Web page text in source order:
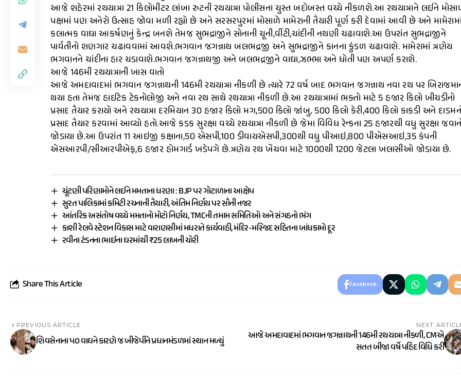
આજે શહેરમાં રથયાત્રા 21 કિલોમીટર લાંબા રુટની રથયાત્રા પોલીસના ચુસ્ત બદોબસ્ત વચ્ચે નીકળશે.આ રથયાત્રાને લઈને
પક્ષમાં પણ અનેરો ઉત્સાહ જોવા મળી રહ્યો છે અને સરસરપુરમાં મોસાળે મામેરાની તૈયારી પૂર્ણ કરી દેવામાં આવી છે અને
કલાત્મક વાઘા આકર્ષણનું કેન્દ્ર બનશે તેમજ સુભદ્રાજીને સોનાની ચૂની,વીંટી,ચાંદીની નથણી ચઢાવાશે.આ ઉપરાંત સુભદ્રાજીને
પાર્વતીનો શણગાર ચઢાવવામાં આવશે.ભગવાન જગન્નાથ બલભદ્રજી અને સુભદ્રાજીને કાનના કુંડળ ચઢાવાશે. મામેરામાં ત્રણેય
ભગવાનને ચાંદીના હાર ચડાવાશે.ભગવાન જગન્નાથજી અને બલભદ્રજીને વાઘા,ઝભ્ભા અને ધોતી પણ અપર્ણ કરાશે.
આજે 146મી રથયાત્રાની ખાસ વાતો
આજે અમદાવાદમાં ભગવાન જગન્નાથની 146મી રથયાત્રા નીકળી છે ત્યારે 72 વર્ષ બાદ ભગવાન જગન્નાથ નવા રથ પર
થયા હતા તેમજ હાઈટેક ટેકનોલોજી અને નવા રથ સાથે રથયાત્રા નીકળી છે.આ રથયાત્રામાં ભક્તો માટે 5 હજાર કિલો ખીચડીનો
પ્રસાદ તૈયાર કરાયો અને રથયાત્રા દરમિયાન 30 હજાર કિલો મગ,500 કિલો જાંબુ, 500 કિલો કેરી,400 કિલો કાકડી અને
પ્રસાદ તૈયાર કરવામાં આવ્યો હતો.આજે કડક સુરક્ષા વચ્ચે રથયાત્રા નીકળી છે જેમા વિવિધ રેન્કના 25 હજારથી વધુ સુરક્ષા
જોડાયા છે.આ ઉપરાંત 11 આઇજી કક્ષાના,50 એસપી,100 ડીવાયએસપી,300થી વધુ પીઆઇ,800 પીએસઆઇ,35 કંપની
એસઆરપી/સીઆરપીએફ,6 હજાર હોમગાર્ડ ખડેપગે છે.ત્રણેય રથ ખેંચવા માટે 1000થી 1200 જેટલા ખલાસીઓ જોડાયા છે.
ચૂંટણી પરિણામોને લઈને મમતાના ધરણા : BJP પર ગોટાળાના આક્ષેપ
સુરત પાલિકામાં કમિટી રચનાની તૈયારી, અંતિમ નિર્ણય પર સૌની નજર
આંતરિક અસંતોષ વચ્ચે મમતાનો મોટો નિર્ણય, TMCની તમામ સમિતિઓ અને સંગઠનો ભંગ
કાશી રેલવે સ્ટેશન વિકાસ માટે વારાણસીમાં મધરાતે કાર્યવાહી, મંદિર-મસ્જિદ સહિતના બાંધકામો દૂર
રવીના ટંડનના ભાઈના ઘરમાંથી ₹25 લાખની ચોરી
Share This Article Facebook
PREVIOUS ARTICLE
શિવસેનાના ૫૦ વાઘને કારણે જ બીજેપીને પ્રધાનમંડળમાં સ્થાન મળ્યું
NEXT
આજે અમદાવાદમાં ભગવાન જગન્નાથની 146મી રથયાત્રા નીકળી, CMએ
સતત બીજા વર્ષે પહિંદ વિધિ કરી